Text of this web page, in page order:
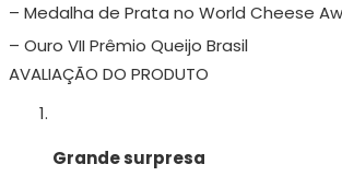
– Medalha de Prata no World Cheese
– Ouro VII Prêmio Queijo Brasil
AVALIAÇÃO DO PRODUTO
Grande surpresa